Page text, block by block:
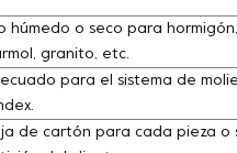
húmedo o seco para
granito, etc.
para el sistema de
de cartón para cada pieza o